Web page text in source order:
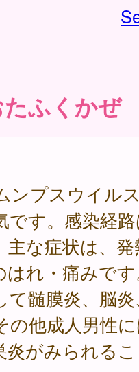
ふくかぜ
ンプスウイル
です。感染経
な症状は、
はれ・痛みで
髄膜炎、脳
の他成人男性
炎がみられる